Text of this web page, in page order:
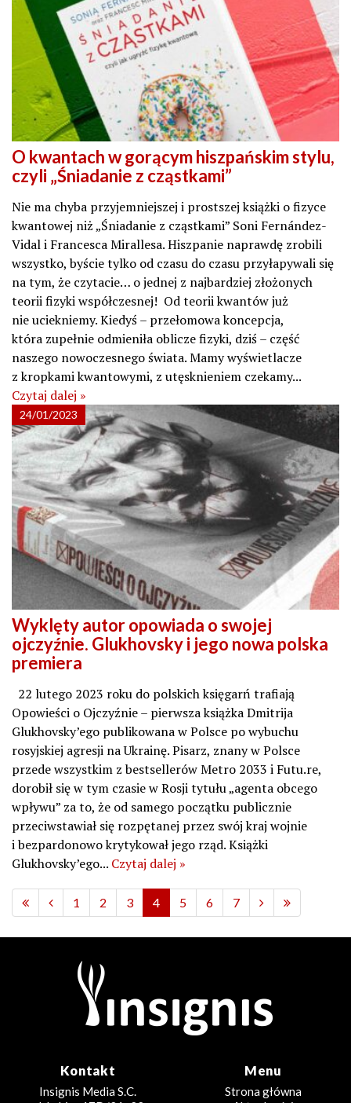
O kwantach w gorącym hiszpańskim stylu,
czyli „Śniadanie z cząstkami”
Nie ma chyba przyjemniejszej i prostszej książki o fizyce
kwantowej niż „Śniadanie z cząstkami” Soni Fernández-
Vidal i Francesca Mirallesa. Hiszpanie naprawdę zrobili
wszystko, byście tylko od czasu do czasu przyłapywali się
na tym, że czytacie… o jednej z najbardziej złożonych
teorii fizyki współczesnej! Od teorii kwantów już
nie uciekniemy. Kiedyś – przełomowa koncepcja,
która zupełnie odmieniła oblicze fizyki, dziś – część
naszego nowoczesnego świata. Mamy wyświetlacze
z kropkami kwantowymi, z utęsknieniem czekamy...
Czytaj dalej »
24/01/2023
Wyklęty autor opowiada o swojej
ojczyźnie. Glukhovsky i jego nowa polska
premiera
22 lutego 2023 roku do polskich księgarń trafiają
Opowieści o Ojczyźnie – pierwsza książka Dmitrija
Glukhovsky’ego publikowana w Polsce po wybuchu
rosyjskiej agresji na Ukrainę. Pisarz, znany w Polsce
przede wszystkim z bestsellerów Metro 2033 i Futu.re,
dorobił się w tym czasie w Rosji tytułu „agenta obcego
wpływu” za to, że od samego początku publicznie
przeciwstawiał się rozpętanej przez swój kraj wojnie
i bezpardonowo krytykował jego rząd. Książki
Glukhovsky’ego... Czytaj dalej »
1 2 3 4 5 6 7
Kontakt
Insignis Media S.C.
Menu
Strona główna